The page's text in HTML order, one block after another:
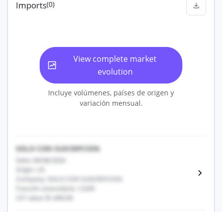
Imports(0)
View complete market
evolution
Incluye volúmenes, países de origen y
variación mensual.
SOLO CON SUSCRIPCION
Date: 09/08/2026
Origin: US
Company: SOLO CON SUSCRIPCION
Fracción arancelaria: 12345
CIF value: $1,000.00